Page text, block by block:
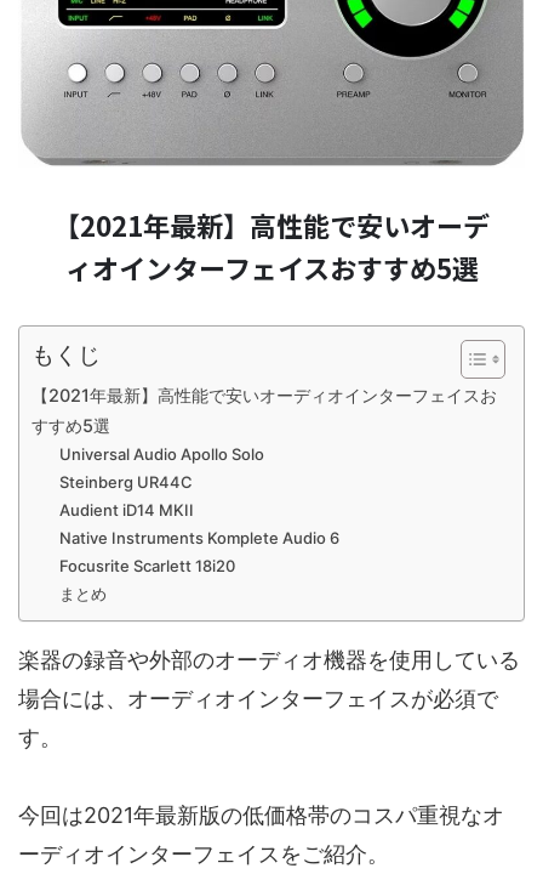
【2021年最新】高性能で安いオーデ
ィオインターフェイスおすすめ5選
もくじ
【2021年最新】高性能で安いオーディオインターフェイスお
すすめ5選
Universal Audio Apollo Solo
Steinberg UR44C
Audient iD14 MKII
Native Instruments Komplete Audio 6
Focusrite Scarlett 18i20
まとめ
楽器の録音や外部のオーディオ機器を使用している
場合には、オーディオインターフェイスが必須で
す。
今回は2021年最新版の低価格帯のコスパ重視なオ
ーディオインターフェイスをご紹介。